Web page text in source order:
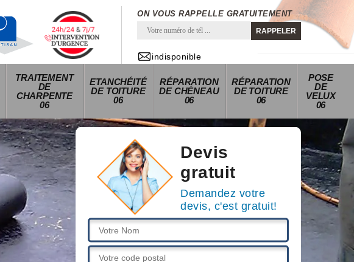
ON VOUS RAPPELLE GRATUITEMENT
indisponible
TRAITEMENT
DE
CHARPENTE
06
ETANCHÉITÉ
DE TOITURE
06
RÉPARATION
DE CHÉNEAU
06
RÉPARATION
DE TOITURE
06
POSE
DE
VELUX
06
Devis
gratuit
Demandez votre
devis, c'est gratuit!